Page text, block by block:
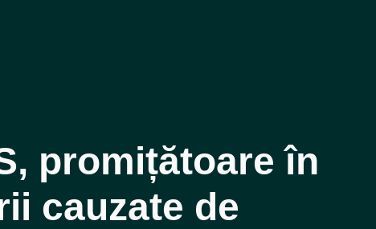
promițătoare în
cauzate de